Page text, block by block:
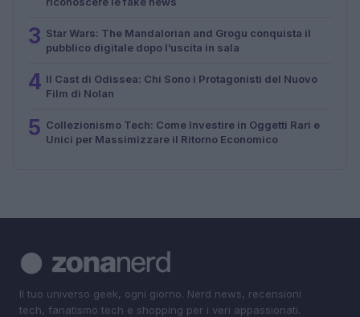
3 Star Wars: The Mandalorian and Grogu conquista il
pubblico digitale dopo l’uscita in sala
4 Il Cast di Odissea: Chi Sono i Protagonisti del Nuovo
Film di Nolan
5 Collezionismo Tech: Come Investire in Oggetti Rari e
Unici per Massimizzare il Ritorno Economico
Il tuo universo geek, ogni giorno. Nerd news, recensioni
tech, fanatismo tech e shopping per i veri appassionati.